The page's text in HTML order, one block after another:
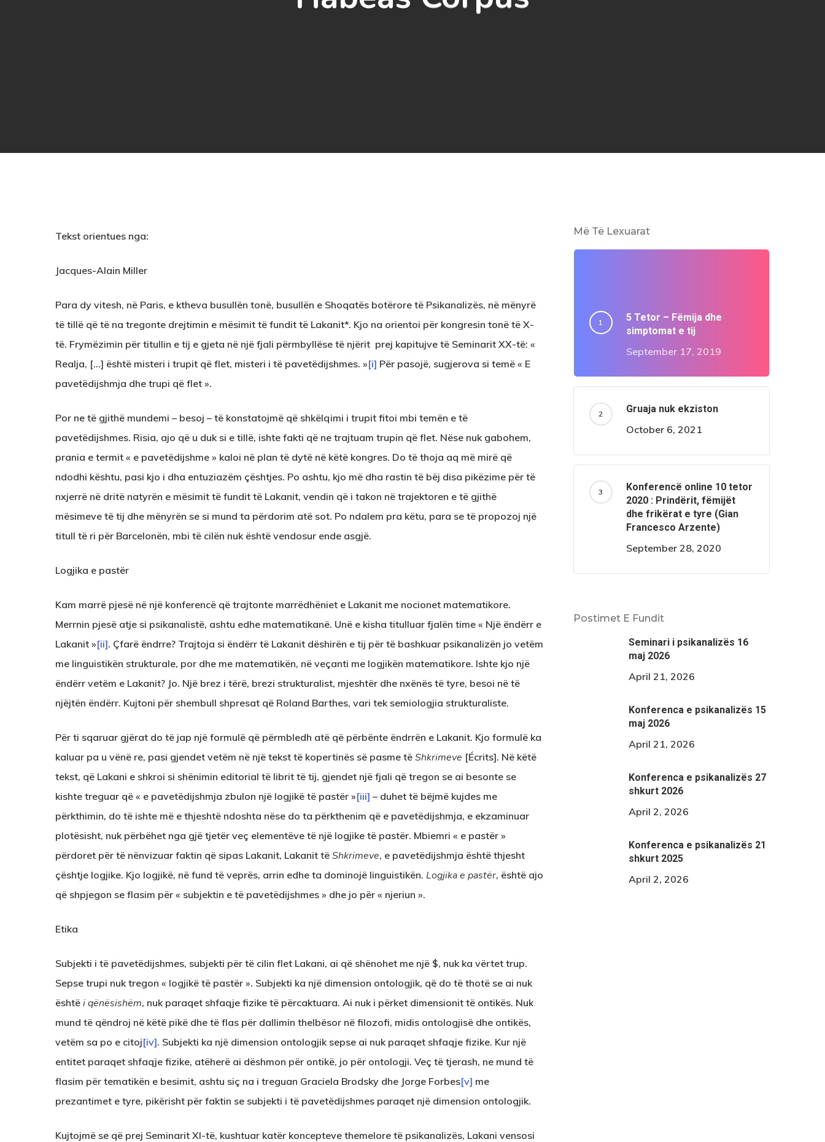
Tekst orientues nga:
Jacques-Alain Miller
Para dy vitesh, në Paris, e ktheva busullën tonë, busullën e Shoqatës botërore të Psikanalizës, në mënyrë
të tillë që të na tregonte drejtimin e mësimit të fundit të Lakanit*. Kjo na orientoi për kongresin tonë të X-
të. Frymëzimin për titullin e tij e gjeta në një fjali përmbyllëse të njërit prej kapitujve të Seminarit XX-të: «
Realja, […] është misteri i trupit që flet, misteri i të pavetëdijshmes. »[i] Për pasojë, sugjerova si temë « E
pavetëdijshmja dhe trupi që flet ».
Por ne të gjithë mundemi – besoj – të konstatojmë që shkëlqimi i trupit fitoi mbi temën e të
pavetëdijshmes. Risia, ajo që u duk si e tillë, ishte fakti që ne trajtuam trupin që flet. Nëse nuk gabohem,
prania e termit « e pavetëdijshme » kaloi në plan të dytë në këtë kongres. Do të thoja aq më mirë që
ndodhi kështu, pasi kjo i dha entuziazëm çështjes. Po ashtu, kjo më dha rastin të bëj disa pikëzime për të
nxjerrë në dritë natyrën e mësimit të fundit të Lakanit, vendin që i takon në trajektoren e të gjithë
mësimeve të tij dhe mënyrën se si mund ta përdorim atë sot. Po ndalem pra këtu, para se të propozoj një
titull të ri për Barcelonën, mbi të cilën nuk është vendosur ende asgjë.
Logjika e pastër
Kam marrë pjesë në një konferencë që trajtonte marrëdhëniet e Lakanit me nocionet matematikore.
Merrnin pjesë atje si psikanalistë, ashtu edhe matematikanë. Unë e kisha titulluar fjalën time « Një ëndërr e
Lakanit »[ii]. Çfarë ëndrre? Trajtoja si ëndërr të Lakanit dëshirën e tij për të bashkuar psikanalizën jo vetëm
me linguistikën strukturale, por dhe me matematikën, në veçanti me logjikën matematikore. Ishte kjo një
ëndërr vetëm e Lakanit? Jo. Një brez i tërë, brezi strukturalist, mjeshtër dhe nxënës të tyre, besoi në të
njëjtën ëndërr. Kujtoni për shembull shpresat që Roland Barthes, vari tek semiologjia strukturaliste.
Për ti sqaruar gjërat do të jap një formulë që përmbledh atë që përbënte ëndrrën e Lakanit. Kjo formulë ka
kaluar pa u vënë re, pasi gjendet vetëm në një tekst të kopertinës së pasme të Shkrimeve [Écrits]. Në këtë
tekst, që Lakani e shkroi si shënimin editorial të librit të tij, gjendet një fjali që tregon se ai besonte se
kishte treguar që « e pavetëdijshmja zbulon një logjikë të pastër »[iii] – duhet të bëjmë kujdes me
përkthimin, do të ishte më e thjeshtë ndoshta nëse do ta përkthenim që e pavetëdijshmja, e ekzaminuar
plotësisht, nuk përbëhet nga gjë tjetër veç elementëve të një logjike të pastër. Mbiemri « e pastër »
përdoret për të nënvizuar faktin që sipas Lakanit, Lakanit të Shkrimeve, e pavetëdijshmja është thjesht
çështje logjike. Kjo logjikë, në fund të veprës, arrin edhe ta dominojë linguistikën. Logjika e pastër, është ajo
që shpjegon se flasim për « subjektin e të pavetëdijshmes » dhe jo për « njeriun ».
Etika
Subjekti i të pavetëdijshmes, subjekti për të cilin flet Lakani, ai që shënohet me një $, nuk ka vërtet trup.
Sepse trupi nuk tregon « logjikë të pastër ». Subjekti ka një dimension ontologjik, që do të thotë se ai nuk
është i qënësishëm, nuk paraqet shfaqje fizike të përcaktuara. Ai nuk i përket dimensionit të ontikës. Nuk
mund të qëndroj në këtë pikë dhe të flas për dallimin thelbësor në filozofi, midis ontologjisë dhe ontikës,
vetëm sa po e citoj[iv]. Subjekti ka një dimension ontologjik sepse ai nuk paraqet shfaqje fizike. Kur një
entitet paraqet shfaqje fizike, atëherë ai dëshmon për ontikë, jo për ontologji. Veç të tjerash, ne mund të
flasim për tematikën e besimit, ashtu siç na i treguan Graciela Brodsky dhe Jorge Forbes[v] me
prezantimet e tyre, pikërisht për faktin se subjekti i të pavetëdijshmes paraqet një dimension ontologjik.
Kujtojmë se që prej Seminarit XI-të, kushtuar katër koncepteve themelore të psikanalizës, Lakani vensosi
Më Të Lexuarat
5 Tetor – Fëmija dhe
simptomat e tij
September 17, 2019
Gruaja nuk ekziston
October 6, 2021
Konferencë online 10 tetor
2020 : Prindërit, fëmijët
dhe frikërat e tyre (Gian
Francesco Arzente)
September 28, 2020
Postimet E Fundit
Seminari i psikanalizës 16
maj 2026
April 21, 2026
Konferenca e psikanalizës 15
maj 2026
April 21, 2026
Konferenca e psikanalizës 27
shkurt 2026
April 2, 2026
Konferenca e psikanalizës 21
shkurt 2025
April 2, 2026